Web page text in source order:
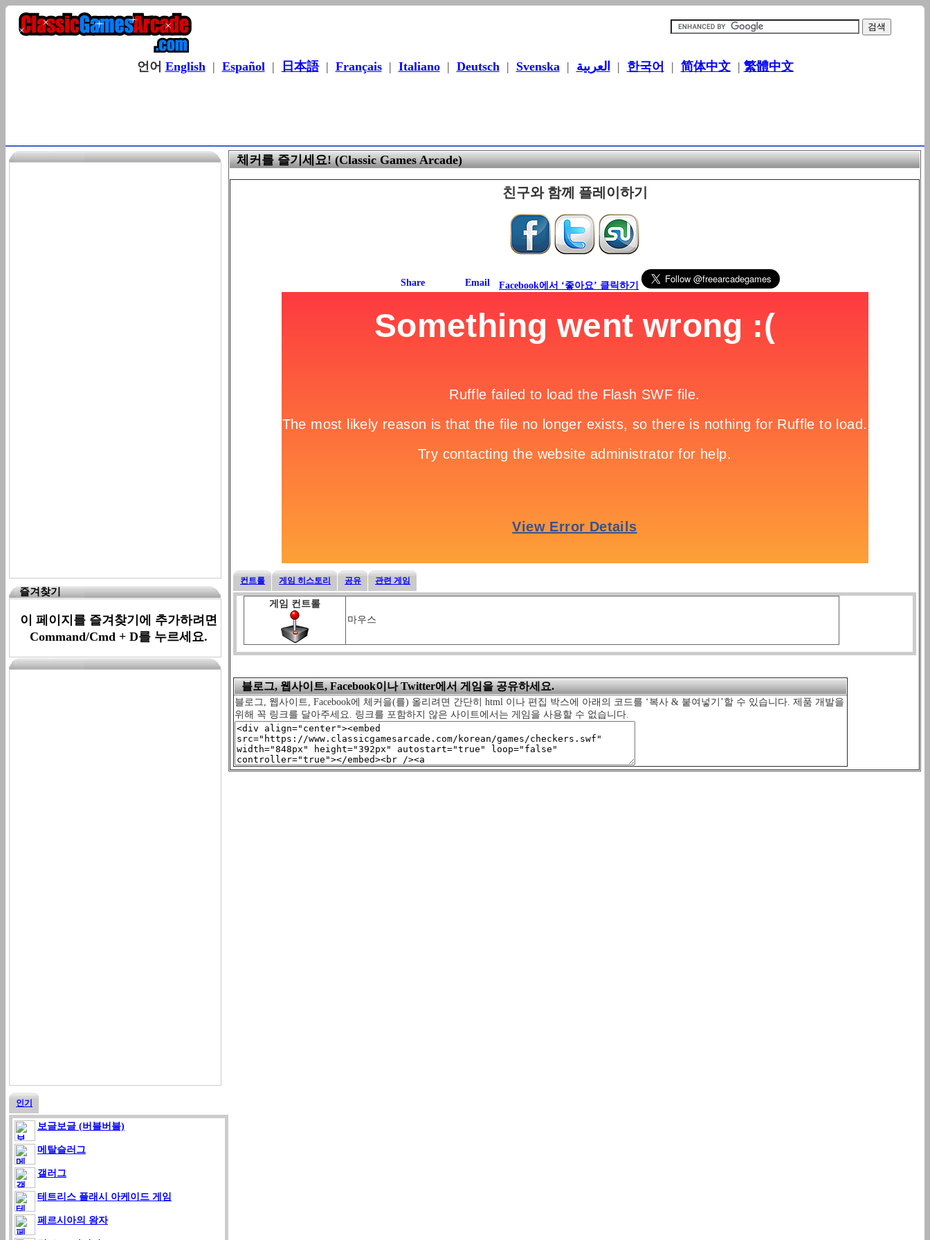
언어 English| Español| 日本語| Français| Italiano| Deutsch| Svenska| العربية | 한국어 | 简体中文| 繁體中文
즐겨찾기
이 페이지를 즐겨찾기에 추가하려면
Command/Cmd + D를 누르세요.
인기
보글보글 (버블버블)
메탈슬러그
갤러그
테트리스 플래시 아케이드 게임
페르시아의 왕자
체커를 즐기세요! (Classic Games Arcade)
친구와 함께 플레이하기
Facebook에서 ‘좋아요’ 클릭하기
컨트롤 게임 히스토리 공유 관련 게임
게임 컨트롤
마우스
블로그, 웹사이트, Facebook이나 Twitter에서 게임을 공유하세요.
블로그, 웹사이트, Facebook에 체커을(를) 올리려면 간단히 html 이나 편집 박스에 아래의 코드를 ‘복사 & 붙여넣기’할 수 있습니다. 제품 개발을
위해 꼭 링크를 달아주세요. 링크를 포함하지 않은 사이트에서는 게임을 사용할 수 없습니다.